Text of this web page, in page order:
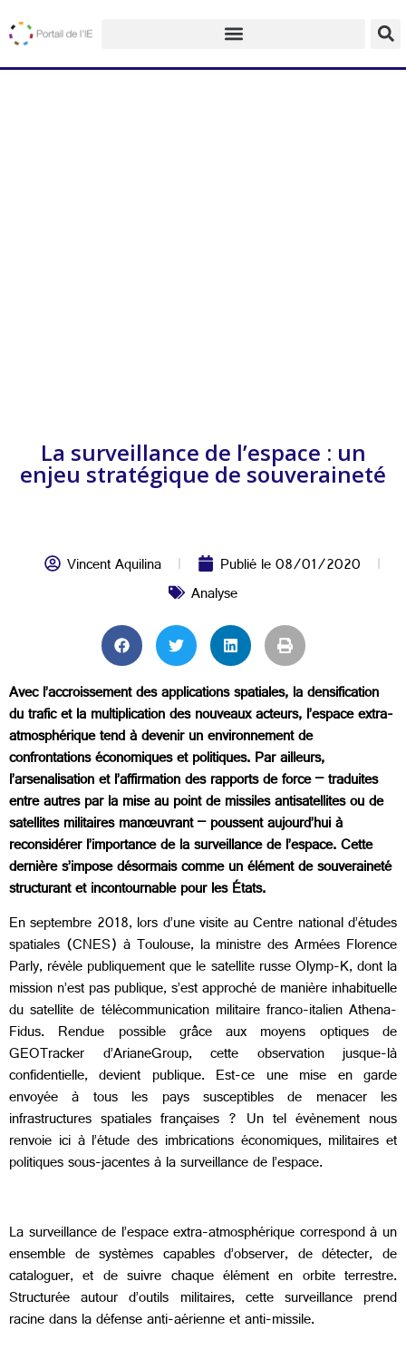
La surveillance de l’espace : un
enjeu stratégique de souveraineté
Vincent Aquilina Publié le08/01/2020
Analyse
Avec l’accroissement des applications spatiales, la densification
du trafic et la multiplication des nouveaux acteurs, l’espace extra-
atmosphérique tend à devenir un environnement de
confrontations économiques et politiques. Par ailleurs,
l’arsenalisation et l’affirmation des rapports de force – traduites
entre autres par la mise au point de missiles antisatellites ou de
satellites militaires manœuvrant – poussent aujourd’hui à
reconsidérer l’importance de la surveillance de l’espace. Cette
dernière s’impose désormais comme un élément de souveraineté
structurant et incontournable pour les États.
En septembre 2018, lors d’une visite au Centre national d’études
spatiales (CNES) à Toulouse, la ministre des Armées Florence
Parly, révèle publiquement que le satellite russe Olymp-K, dont la
mission n’est pas publique, s’est approché de manière inhabituelle
du satellite de télécommunication militaire franco-italien Athena-
Fidus. Rendue possible grâce aux moyens optiques de
GEOTracker d’ArianeGroup, cette observation jusque-là
confidentielle, devient publique. Est-ce une mise en garde
envoyée à tous les pays susceptibles de menacer les
infrastructures spatiales françaises ? Un tel évènement nous
renvoie ici à l’étude des imbrications économiques, militaires et
politiques sous-jacentes à la surveillance de l’espace.
La surveillance de l’espace extra-atmosphérique correspond à un
ensemble de systèmes capables d’observer, de détecter, de
cataloguer, et de suivre chaque élément en orbite terrestre.
Structurée autour d’outils militaires, cette surveillance prend
racine dans la défense anti-aérienne et anti-missile.